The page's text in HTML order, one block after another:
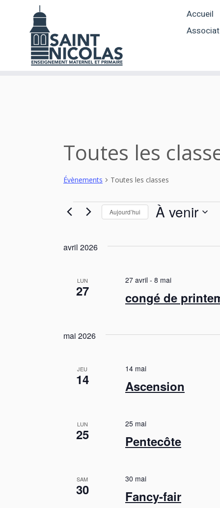
Accueil
Toutes les
Évènements Toutes les classes
Évènements
Aujourd’hui À venir
l
t
o
e
d
avril 2026
LUN
27 congé de
27 avril- 8 mai
mai 2026
JEU
14 Ascension
14 mai
LUN
25 Pentecôte
25 mai
SAM
30 Fancy-fair
30 mai